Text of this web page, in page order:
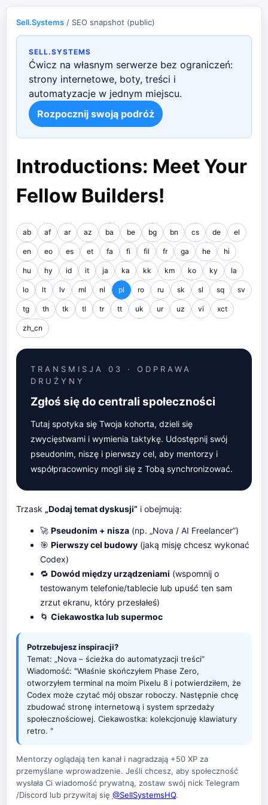
Sell.Systems / SEO snapshot (public)
SELL.SYSTEMS
Ćwicz na własnym serwerze bez ograniczeń:
strony internetowe, boty, treści i
automatyzacje w jednym miejscu.
Rozpocznij swoją podróż
Introductions: Meet Your
Fellow Builders!
ab af ar az ba be bg bn cs de el
en eo es et fa fi fil fr ga he hi
hu hy id it ja ka kk km ko ky la
lo lt lv ml nl pl ro ru sk sl sq sv
tg th tk tl tr tt uk ur uz vi xct
zh_cn
TRANSMISJA 03 · ODPRAWA
DRUŻYNY
Zgłoś się do centrali społeczności
Tutaj spotyka się Twoja kohorta, dzieli się
zwycięstwami i wymienia taktykę. Udostępnij swój
pseudonim, niszę i pierwszy cel, aby mentorzy i
współpracownicy mogli się z Tobą synchronizować.
Trzask „Dodaj temat dyskusji” i obejmują:
🚀 Pseudonim + nisza (np. „Nova / AI Freelancer”)
🎯 Pierwszy cel budowy (jaką misję chcesz wykonać
Codex)
🔁 Dowód między urządzeniami (wspomnij o
testowanym telefonie/tablecie lub upuść ten sam
zrzut ekranu, który przesłałeś)
🌀 Ciekawostka lub supermoc
Potrzebujesz inspiracji?
Temat: „Nova – ścieżka do automatyzacji treści”
Wiadomość: "Właśnie skończyłem Phase Zero,
otworzyłem terminal na moim Pixelu 8 i potwierdziłem, że
Codex może czytać mój obszar roboczy. Następnie chcę
zbudować stronę internetową i system sprzedaży
społecznościowej. Ciekawostka: kolekcjonuję klawiatury
retro. "
Mentorzy oglądają ten kanał i nagradzają +50 XP za
przemyślane wprowadzenie. Jeśli chcesz, aby społeczność
wysłała Ci wiadomość prywatną, zostaw swój nick Telegram
/Discord lub przywitaj się @SellSystemsHQ.